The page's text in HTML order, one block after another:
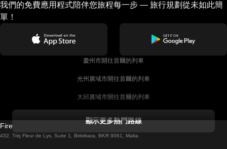
我們的免費應用程式陪伴您旅程每一步 — 旅行規劃從未如此簡
單！
慶州市開往首爾的列車
光州廣域市開往首爾的列車
大邱廣域市開往首爾的列車
都柏林開往戈尔韦的列車
顯示更多熱門路線
Firebird GT Limited (OC 1451)
432, Triq Fleur de Lys, Suite 1, Birkirkara, BKR 9061, Malta